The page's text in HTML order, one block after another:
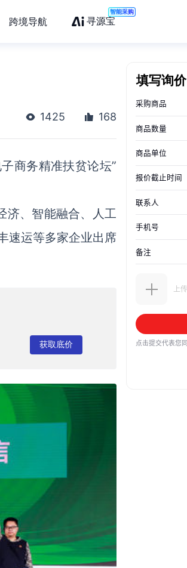
跨境导航 寻源宝
智能采购
1425 168
商务精准扶贫论坛”
济、智能融合、人工
速运等多家企业出席
获取底价
填写询价